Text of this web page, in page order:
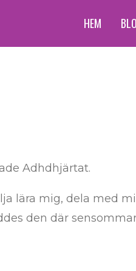
HEM
Adhdhjärtat.
lära mig, dela med
den där